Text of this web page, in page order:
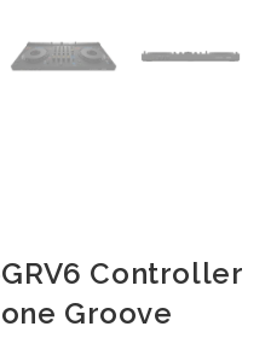
Controller
Groove